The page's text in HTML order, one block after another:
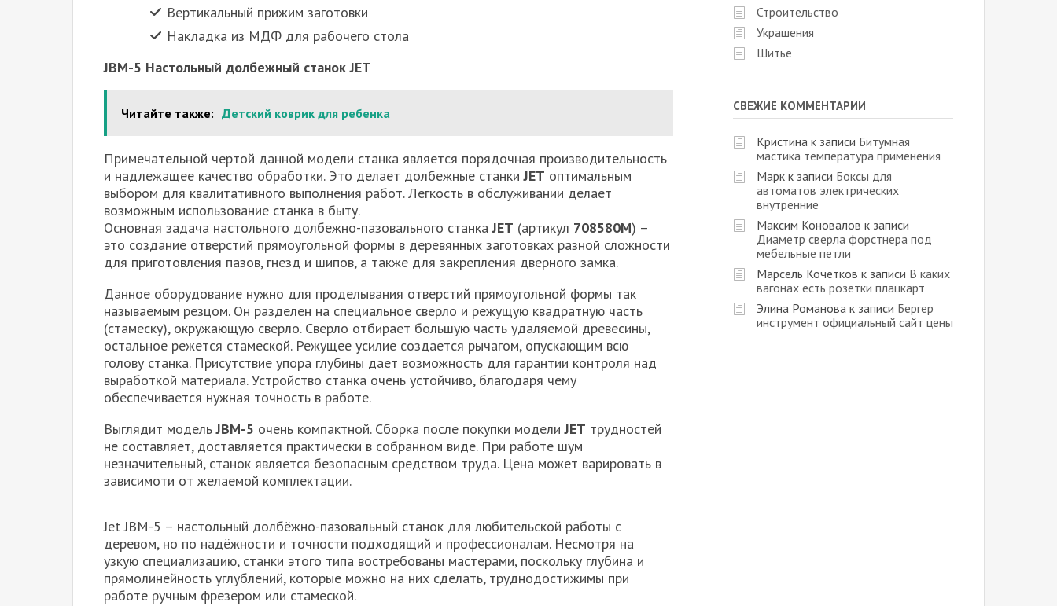
Вертикальный прижим заготовки
Накладка из МДФ для рабочего стола
JBM-5 Настольный долбежный станок JET
Читайте также: Детский коврик для ребенка
Примечательной чертой данной модели станка является порядочная производительность
и надлежащее качество обработки. Это делает долбежные станкиJET оптимальным
выбором для квалитативного выполнения работ. Легкость в обслуживании делает
возможным использование станка в быту.
Основная задача настольного долбежно-пазовального станкаJET (артикул 708580M) –
это создание отверстий прямоугольной формы в деревянных заготовках разной сложности
для приготовления пазов, гнезд и шипов, а также для закрепления дверного замка.
Данное оборудование нужно для проделывания отверстий прямоугольной формы так
называемым резцом. Он разделен на специальное сверло и режущую квадратную часть
(стамеску), окружающую сверло. Сверло отбирает большую часть удаляемой древесины,
остальное режется стамеской. Режущее усилие создается рычагом, опускающим всю
голову станка. Присутствие упора глубины дает возможность для гарантии контроля над
выработкой материала. Устройство станка очень устойчиво, благодаря чему
обеспечивается нужная точность в работе.
Выглядит модельJBM-5 очень компактной. Сборка после покупки моделиJET трудностей
не составляет, доставляется практически в собранном виде. При работе шум
незначительный, станок является безопасным средством труда. Цена может варировать в
зависимоти от желаемой комплектации.
Jet JBM-5 – настольный долбёжно-пазовальный станок для любительской работы с
деревом, но по надёжности и точности подходящий и профессионалам. Несмотря на
узкую специализацию, станки этого типа востребованы мастерами, поскольку глубина и
прямолинейность углублений, которые можно на них сделать, труднодостижимы при
работе ручным фрезером или стамеской.
Строительство
Украшения
Шитье
СВЕЖИЕ КОММЕНТАРИИ
Кристина к записи Битумная
мастика температура применения
Марк к записи Боксы для
автоматов электрических
внутренние
Максим Коновалов к записи
Диаметр сверла форстнера под
мебельные петли
Марсель Кочетков к записи В каких
вагонах есть розетки плацкарт
Элина Романова к записи Бергер
инструмент официальный сайт цены